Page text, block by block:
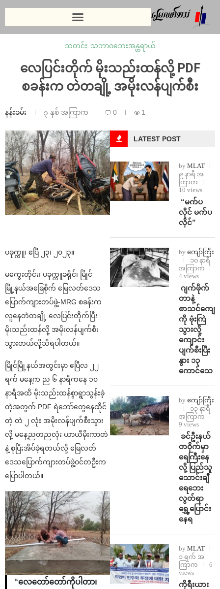
သတင်း, သဘာဝဘေးအန္တရာယ်
လေပြင်းတိုက် မိုးသည်းထန်လို့ PDF
စခန်းက တဲတချို့ အမိုးလန်ပျက်စီး
နန်းခမ်း ၃ နှစ် အကြာက 0 1
ပခုက္ကူ၊ ဧပြီ ၂၃၊ ၂၀၂၃။
မကွေးတိုင်း‌‌၊ ပခုက္ကူခရိုင်၊ မြိုင်
မြို့နယ်အခြေစိုက် မြေလတ်ဒေသ
ပြောက်ကျားတပ်ဖွဲ့-MRG စခန်းက
လူနေတဲတချို့ လေပြင်းတိုက်ပြီး
မိုးသည်းထန်လို့ အမိုးလန်ပျက်စီး
သွားတယ်လို့သိရပါတယ်။
မြိုင်မြို့နယ်အတွင်းမှာ ဧပြီလ ၂၂
ရက် မနေ့က ည ၆ နာရီကနေ ၁၀
နာရီအထိ မိုးသည်းထန်စွာရွာသွန်းခဲ့
တဲ့အတွက် PDF ရဲဘော်တွေနေထိုင်
တဲ့ တဲ ၂ လုံး အမိုးလန်ပျက်စီးသွား
လို့ မနေ့ညတညလုံး ယာယီမိုးကာတဲ
နဲ့ စုပြီးအိပ်ခဲ့ရတယ်လို့ မြေလတ်
ဒေသပြောက်ကျားတပ်ဖွဲ့ဝင်တဦးက
ပြောပါတယ်။
“လေတော်တော်ကိုပါတာ၊
LATEST POST
by MLAT
၉ နာရီ အ
ကြာက
10 views
⁨ ⁨“မက်ပ
လိုင် မက်ပ
လိုင်”
by ကျော်ကြီး
၁၀ နာရီ
အကြာက
4 views
⁨⁩ ⁨ဂျက်ဖိုက်
တာနဲ့
စာသင်ကျော
ကို ဗုံးကြဲ
သွားလို့
ကျောင်း
ပျက်စီးပြီး
နွား ၁၃
ကောင်သေ
by ကျော်ကြီး
၁၃ နာရီ
အကြာက
9 views
⁩ ⁨ခင်ဦးနယ်
တဝိုက်မှာ
ရေကြီးနေ
လို့ ပြည်သူ
သောင်းချီ
ရေဘေး
လွတ်ရာ
ရွှေ့ပြောင်း
နေရ
by MLAT
၁ ရက် အ
ကြာက
6
views
ကိုရီးယား